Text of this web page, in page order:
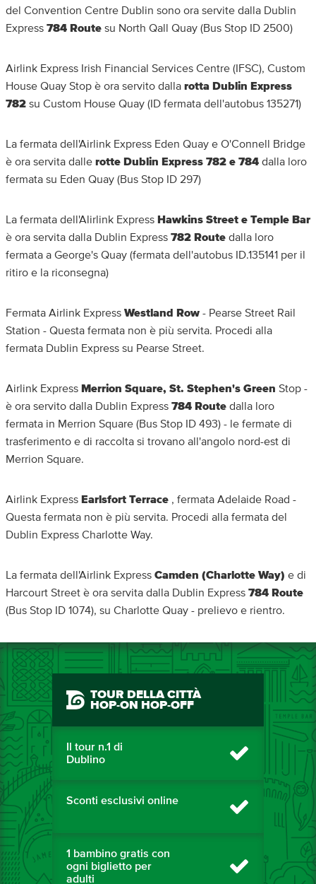
del Convention Centre Dublin sono ora servite dalla Dublin
Express 784 Route su North Qall Quay (Bus Stop ID 2500)
Airlink Express Irish Financial Services Centre (IFSC), Custom
House Quay Stop è ora servito dalla rotta Dublin Express
782 su Custom House Quay (ID fermata dell'autobus 135271)
La fermata dell'Airlink Express Eden Quay e O'Connell Bridge
è ora servita dalle rotte Dublin Express 782 e 784 dalla loro
fermata su Eden Quay (Bus Stop ID 297)
La fermata dell'Alirlink Express Hawkins Street e Temple Bar
è ora servita dalla Dublin Express 782 Route dalla loro
fermata a George's Quay (fermata dell'autobus ID.135141 per il
ritiro e la riconsegna)
Fermata Airlink Express Westland Row - Pearse Street Rail
Station - Questa fermata non è più servita. Procedi alla
fermata Dublin Express su Pearse Street.
Airlink Express Merrion Square, St. Stephen's Green Stop -
è ora servito dalla Dublin Express 784 Route dalla loro
fermata in Merrion Square (Bus Stop ID 493) - le fermate di
trasferimento e di raccolta si trovano all'angolo nord-est di
Merrion Square.
Airlink Express Earlsfort Terrace , fermata Adelaide Road -
Questa fermata non è più servita. Procedi alla fermata del
Dublin Express Charlotte Way.
La fermata dell'Airlink Express Camden (Charlotte Way) e di
Harcourt Street è ora servita dalla Dublin Express 784 Route
(Bus Stop ID 1074), su Charlotte Quay - prelievo e rientro.
TOUR DELLA CITTÀ
HOP-ON HOP-OFF
Il tour n.1 di
Dublino
Sconti esclusivi online
1 bambino gratis con
ogni biglietto per
adulti